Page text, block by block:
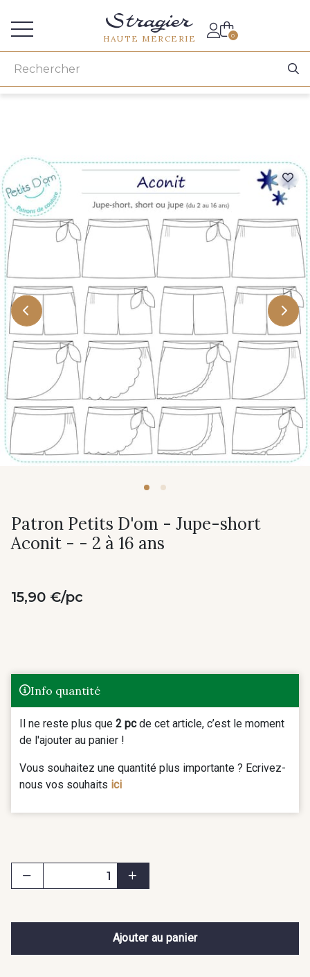
HAUTE MERCERIE 0
Patron Petits D'om - Jupe-short
Aconit - - 2 à 16 ans
15,90 €/pc
Info quantité
Il ne reste plus que 2 pcde cet article, c’est le moment
de l'ajouter au panier !
Vous souhaitez une quantité plus importante ? Ecrivez-
nous vos souhaits ici
Ajouter au panier